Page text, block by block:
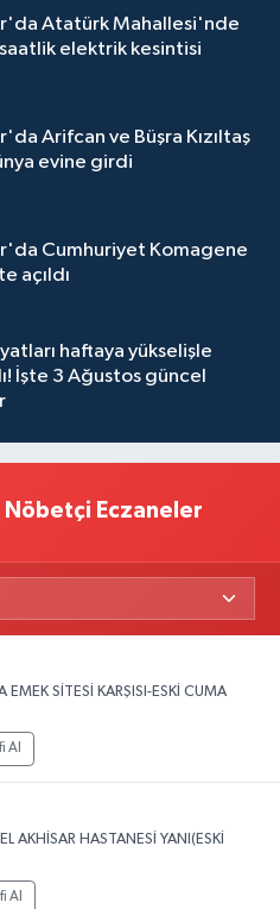
Atatürk Mahallesi'nde
elektrik kesintisi
Arifcan ve Büşra Kızıltaş
evine girdi
Cumhuriyet Komagene
açıldı
haftaya yükselişle
İşte 3 Ağustos güncel
Nöbetçi Eczaneler
SİTESİ KARŞISI-ESKİ CUMA
Al
HASTANESİ YANI(ESKİ
Al